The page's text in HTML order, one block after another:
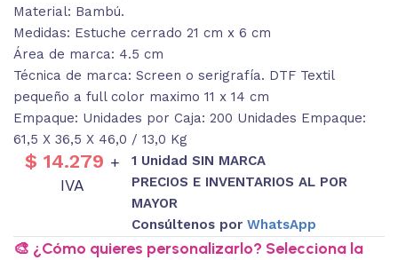
Material: Bambú.
Medidas: Estuche cerrado 21 cm x 6 cm
Área de marca: 4.5 cm
Técnica de marca: Screen o serigrafía. DTF Textil
pequeño a full color maximo 11 x 14 cm
Empaque: Unidades por Caja: 200 Unidades Empaque:
61,5 X 36,5 X 46,0 / 13,0 Kg
$ 14.279 +
IVA
1 Unidad SIN MARCA
PRECIOS E INVENTARIOS AL POR
MAYOR
Consúltenos por WhatsApp
🎨 ¿Cómo quieres personalizarlo? Selecciona la